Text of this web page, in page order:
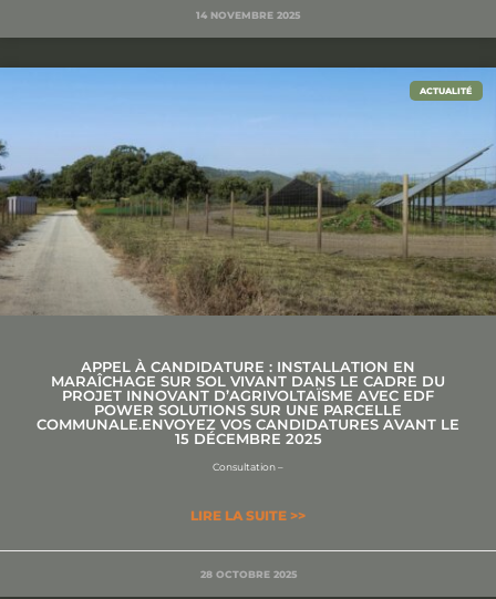
14 NOVEMBRE 2025
ACTUALITÉ
APPEL À CANDIDATURE : INSTALLATION EN
MARAÎCHAGE SUR SOL VIVANT DANS LE CADRE DU
PROJET INNOVANT D’AGRIVOLTAÏSME AVEC EDF
POWER SOLUTIONS SUR UNE PARCELLE
COMMUNALE.ENVOYEZ VOS CANDIDATURES AVANT LE
15 DÉCEMBRE 2025
Consultation –
LIRE LA SUITE >>
28 OCTOBRE 2025